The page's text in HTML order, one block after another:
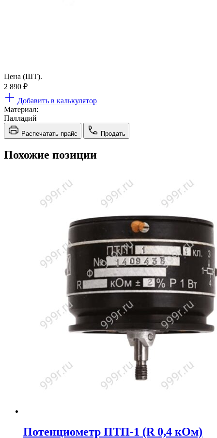
Цена (ШТ).
2 890 ₽
Добавить в калькулятор
Материал:
Палладий
Распечатать прайс Продать
Похожие позиции
Потенциометр ПТП-1 (R 0,4 кОм)